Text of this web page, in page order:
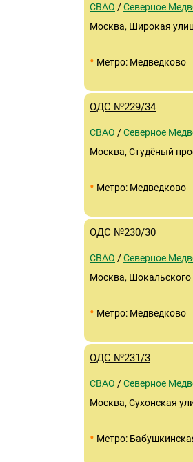
СВАО /Северное
Москва, Широкая
• Метро: Медведково
ОДС №229/34
СВАО /Северное
Москва, Студёный
• Метро: Медведково
ОДС №230/30
СВАО /Северное
Москва, Шокальского
• Метро: Медведково
ОДС №231/3
СВАО /Северное
Москва, Сухонская
• Метро: